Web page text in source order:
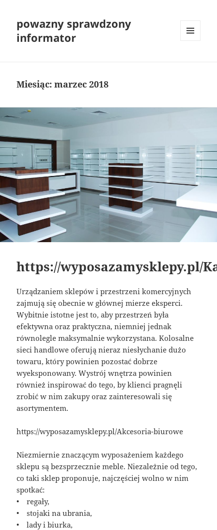
powazny sprawdzony
informator
Miesiąc:marzec 2018
https://wyposazamysklepy.pl/
Urządzaniem sklepów i przestrzeni komercyjnych
zajmują się obecnie w głównej mierze eksperci.
Wybitnie istotne jest to, aby przestrzeń była
efektywna oraz praktyczna, niemniej jednak
równolegle maksymalnie wykorzystana. Kolosalne
sieci handlowe oferują nieraz niesłychanie dużo
towaru, który powinien pozostać dobrze
wyeksponowany. Wystrój wnętrza powinien
również inspirować do tego, by klienci pragnęli
zrobić w nim zakupy oraz zainteresowali się
asortymentem.
https://wyposazamysklepy.pl/Akcesoria-biurowe
Niezmiernie znaczącym wyposażeniem każdego
sklepu są bezsprzecznie meble. Niezależnie od tego,
co taki sklep proponuje, najczęściej wolno w nim
spotkać:
• regały,
• stojaki na ubrania,
• lady i biurka,